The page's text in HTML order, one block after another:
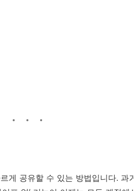
게 공유할 수 있는 방법입니다. 과